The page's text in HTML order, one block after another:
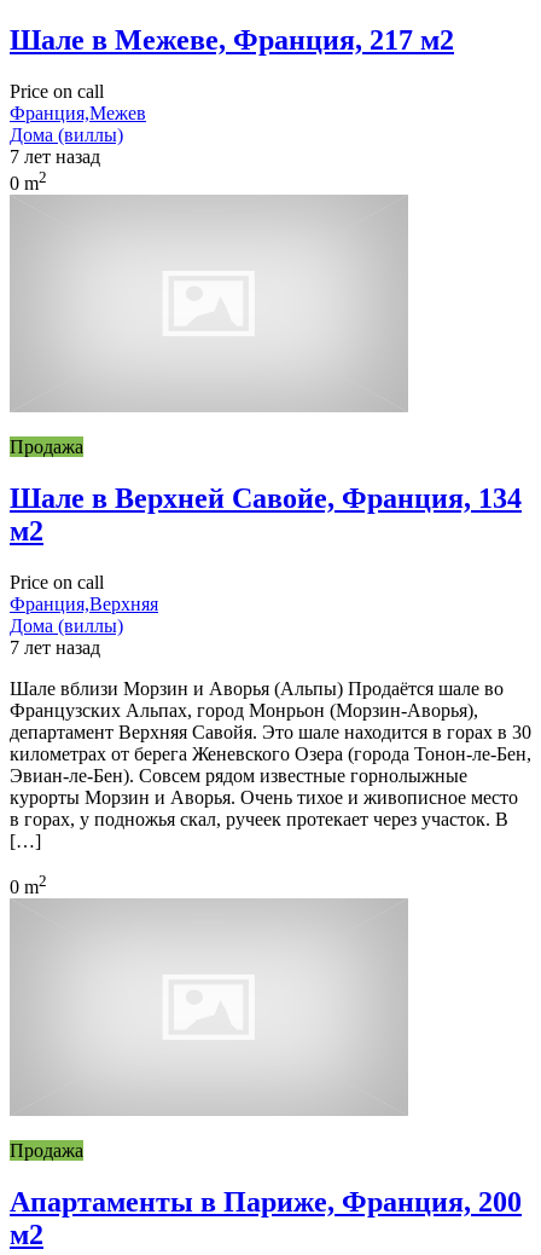
Шале в Межеве, Франция, 217 м2
Price on call
Франция,Межев
Дома (виллы)
7 лет назад
0 m2
Продажа
Шале в Верхней Савойе, Франция, 134
м2
Price on call
Франция,Верхняя
Дома (виллы)
7 лет назад
Шале вблизи Морзин и Аворья (Альпы) Продаётся шале во
Французских Альпах, город Монрьон (Морзин-Аворья),
департамент Верхняя Савойя. Это шале находится в горах в 30
километрах от берега Женевского Озера (города Тонон-ле-Бен,
Эвиан-ле-Бен). Совсем рядом известные горнолыжные
курорты Морзин и Аворья. Очень тихое и живописное место
в горах, у подножья скал, ручеек протекает через участок. В
[…]
0 m2
Продажа
Апартаменты в Париже, Франция, 200
м2